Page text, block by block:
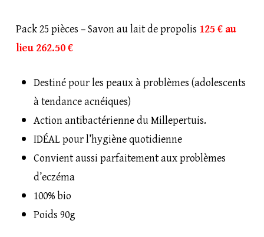
initial
était :
262.50€.
actuel
est :
Pack 25 pièces – Savon au lait de propolis 125 € au
lieu 262.50 €
Destiné pour les peaux à problèmes (adolescents
à tendance acnéiques)
Action antibactérienne du Millepertuis.
IDÉAL pour l’hygiène quotidienne
Convient aussi parfaitement aux problèmes
d’eczéma
100% bio
Poids 90g
commentaire.